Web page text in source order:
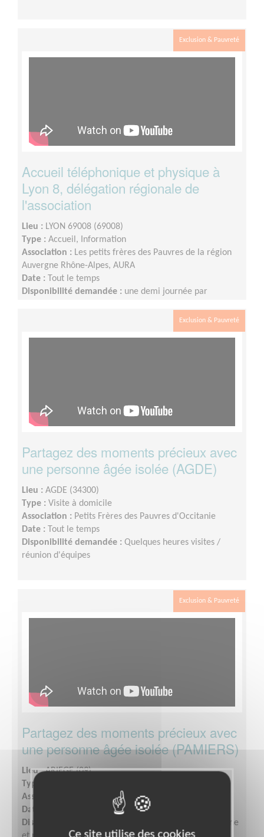
Exclusion & Pauvreté
Accueil téléphonique et physique à
Lyon 8, délégation régionale de
l'association
Lieu : LYON 69008 (69008)
Type : Accueil, Information
Association : Les petits frères des Pauvres de la région
Auvergne Rhône-Alpes, AURA
Date : Tout le temps
Disponibilité demandée : une demi journée par
Exclusion & Pauvreté
Partagez des moments précieux avec
une personne âgée isolée (AGDE)
Lieu : AGDE (34300)
Type : Visite à domicile
Association : Petits Frères des Pauvres d'Occitanie
Date : Tout le temps
Disponibilité demandée : Quelques heures visites /
réunion d'équipes
Exclusion & Pauvreté
Partagez des moments précieux avec
une personne âgée isolée (PAMIERS)
Lieu :ARIEGE (09)
Type :
Association :
Petits Frères des Pauvres d'Occitanie
Date :
Disponibilité demandée :
Quelques heures par semaine